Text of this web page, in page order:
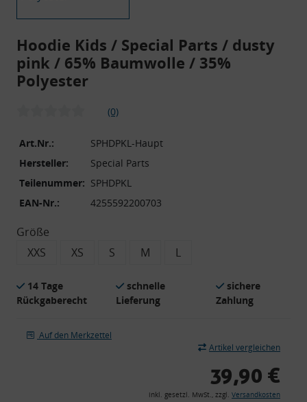
Hoodie Kids / Special Parts / dusty
pink / 65% Baumwolle / 35%
Polyester
(0)
Art.Nr.:
SPHDPKL-Haupt
Hersteller:
Special Parts
Teilenummer: SPHDPKL
EAN-Nr.:
4255592200703
Größe
XXS
XS S M L
14 Tage
Rückgaberecht
schnelle
Lieferung
sichere
Zahlung
Auf den Merkzettel
Artikel vergleichen
39,90 €
inkl. gesetzl. MwSt., zzgl. Versandkosten